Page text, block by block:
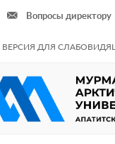
Вопросы директору
ВЕРСИЯ ДЛЯ